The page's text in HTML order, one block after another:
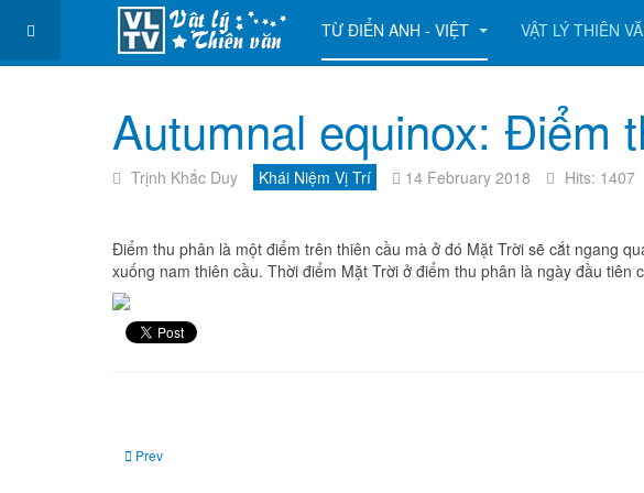
TỪ ĐIỂN ANH - VIỆT VẬT LÝ THIÊN
Autumnal equinox: Điểm
Trịnh Khắc Duy Khái Niệm Vị Trí 14 February 2018 Hits: 1407
Điểm thu phân là một điểm trên thiên cầu mà ở đó Mặt Trời sẽ cắt ngang
xuống nam thiên cầu. Thời điểm Mặt Trời ở điểm thu phân là ngày đầu tiên
Previous article: Apogee: Điểm viễn địa
Prev